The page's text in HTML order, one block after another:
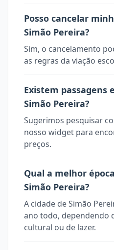
Posso cancelar
Simão Pereira?
Sim, o cancelamento
as regras da viação
Existem passagens
Simão Pereira?
Sugerimos pesquisar
nosso widget para
preços.
Qual a melhor
Simão Pereira?
A cidade de Simão
ano todo, dependendo
cultural ou de lazer.